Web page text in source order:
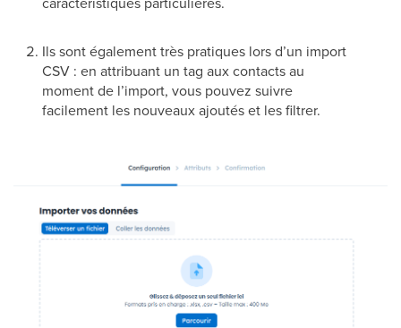
Ils sont également très pratiques lors d’un import
CSV : en attribuant un tag aux contacts au
moment de l’import, vous pouvez suivre
facilement les nouveaux ajoutés et les filtrer.